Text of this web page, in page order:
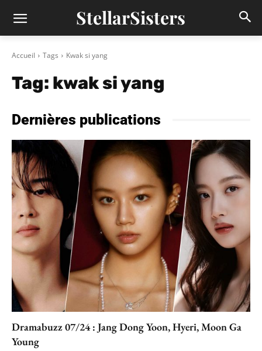
StellarSisters
Accueil Tags Kwak si yang
Tag: kwak si yang
Dernières publications
Dramabuzz 07/24 : Jang Dong Yoon, Hyeri, Moon Ga
Young